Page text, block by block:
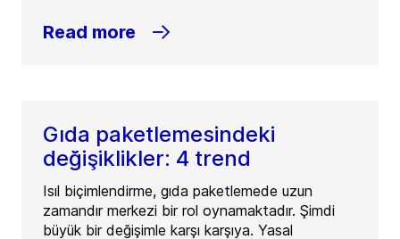
Read more
Gıda paketlemesindeki
değişiklikler: 4 trend
Isıl biçimlendirme, gıda paketlemede uzun
zamandır merkezi bir rol oynamaktadır. Şimdi
büyük bir değişimle karşı karşıya. Yasal